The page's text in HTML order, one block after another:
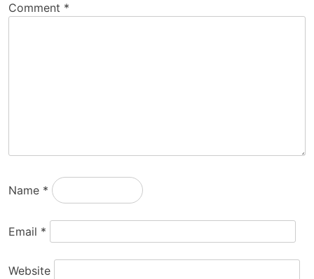
Comment *
Name *
Email *
Website